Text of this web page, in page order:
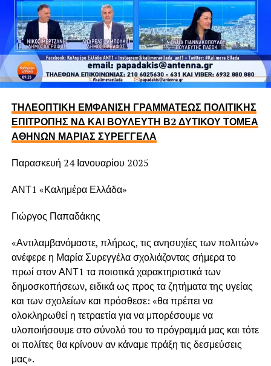
ΤΗΛΕΟΠΤΙΚΗ ΕΜΦΑΝΙΣΗ ΓΡΑΜΜΑΤΕΩΣ ΠΟΛΙΤΙΚΗΣ
ΕΠΙΤΡΟΠΗΣ ΝΔ ΚΑΙ ΒΟΥΛΕΥΤΗ Β2 ΔΥΤΙΚΟΥ ΤΟΜΕΑ
ΑΘΗΝΩΝ ΜΑΡΙΑΣ ΣΥΡΕΓΓΕΛΑ
Παρασκευή 24 Ιανουαρίου 2025
ΑΝΤ1 «Καλημέρα Ελλάδα»
Γιώργος Παπαδάκης
«Αντιλαμβανόμαστε, πλήρως, τις ανησυχίες των πολιτών»
ανέφερε η Μαρία Συρεγγέλα σχολιάζοντας σήμερα το
πρωί στον ΑΝΤ1 τα ποιοτικά χαρακτηριστικά των
δημοσκοπήσεων, ειδικά ως προς τα ζητήματα της υγείας
και των σχολείων και πρόσθεσε: «θα πρέπει να
ολοκληρωθεί η τετραετία για να μπορέσουμε να
υλοποιήσουμε στο σύνολό του το πρόγραμμά μας και τότε
οι πολίτες θα κρίνουν αν κάναμε πράξη τις δεσμεύσεις
μας».